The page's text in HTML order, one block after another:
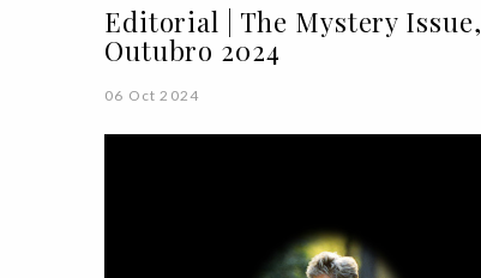
Editorial | The Mystery Issue,
Outubro 2024
06 Oct 2024